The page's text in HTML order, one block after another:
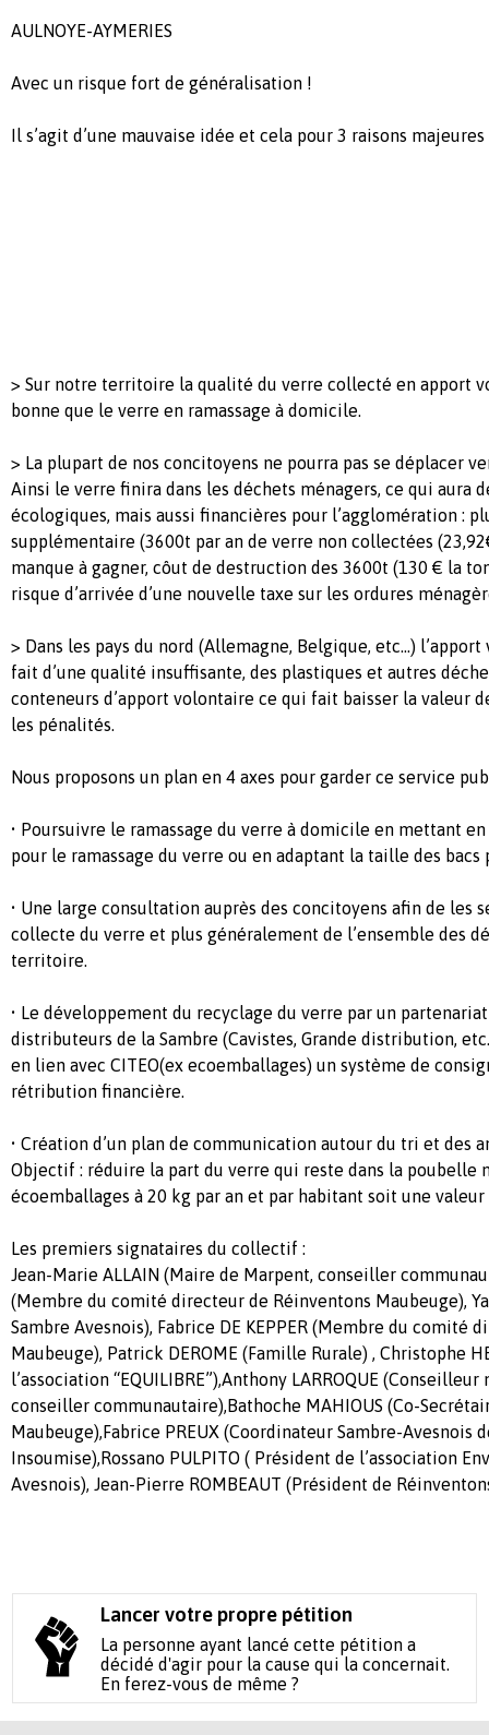
AULNOYE-AYMERIES
Avec un risque fort de généralisation !
Il s’agit d’une mauvaise idée et cela pour 3 raisons majeures
> Sur notre territoire la qualité du verre collecté en apport
bonne que le verre en ramassage à domicile.
> La plupart de nos concitoyens ne pourra pas se déplacer
Ainsi le verre finira dans les déchets ménagers, ce qui aura
écologiques, mais aussi financières pour l’agglomération :
supplémentaire (3600t par an de verre non collectées
manque à gagner, côut de destruction des 3600t (130 € la
risque d’arrivée d’une nouvelle taxe sur les ordures
> Dans les pays du nord (Allemagne, Belgique, etc...)
fait d’une qualité insuffisante, des plastiques et autres
conteneurs d’apport volontaire ce qui fait baisser la valeur
les pénalités.
Nous proposons un plan en 4 axes pour garder ce service
• Poursuivre le ramassage du verre à domicile en mettant
pour le ramassage du verre ou en adaptant la taille des bacs
• Une large consultation auprès des concitoyens afin de les
collecte du verre et plus généralement de l’ensemble des
territoire.
• Le développement du recyclage du verre par un
distributeurs de la Sambre (Cavistes, Grande distribution,
en lien avec CITEO(ex ecoemballages) un système de
rétribution financière.
• Création d’un plan de communication autour du tri et des
Objectif : réduire la part du verre qui reste dans la poubelle
écoemballages à 20 kg par an et par habitant soit une
Les premiers signataires du collectif :
Jean-Marie ALLAIN (Maire de Marpent, conseiller
(Membre du comité directeur de Réinventons Maubeuge),
Sambre Avesnois), Fabrice DE KEPPER (Membre du comité
Maubeuge), Patrick DEROME (Famille Rurale) , Christophe
l’association “EQUILIBRE”),Anthony LARROQUE
conseiller communautaire),Bathoche MAHIOUS (Co-
Maubeuge),Fabrice PREUX (Coordinateur Sambre-Avesnois
Insoumise),Rossano PULPITO ( Président de l’association
Avesnois), Jean-Pierre ROMBEAUT (Président de
Lancer votre propre pétition
La personne ayant lancé cette pétition a
décidé d'agir pour la cause qui la concernait.
En ferez-vous de même ?